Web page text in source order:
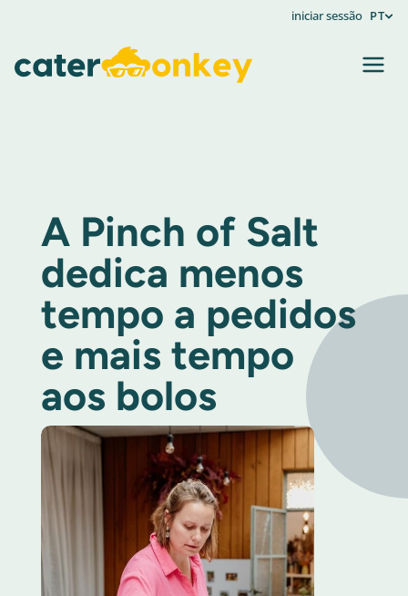
iniciar sessão PT
A Pinch of Salt
dedica menos
tempo a pedidos
e mais tempo
aos bolos